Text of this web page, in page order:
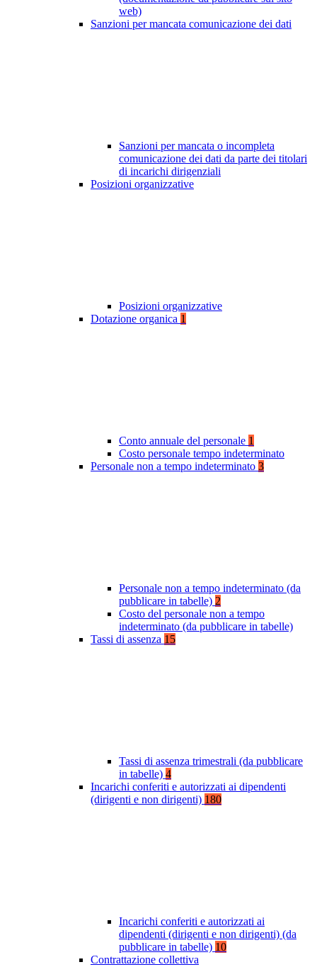
web)
Sanzioni per mancata comunicazione dei dati
Sanzioni per mancata o incompleta
comunicazione dei dati da parte dei titolari
di incarichi dirigenziali
Posizioni organizzative
Posizioni organizzative
Dotazione organica 1
Conto annuale del personale 1
Costo personale tempo indeterminato
Personale non a tempo indeterminato 3
Personale non a tempo indeterminato (da
pubblicare in tabelle) 2
Costo del personale non a tempo
indeterminato (da pubblicare in tabelle)
Tassi di assenza 15
Tassi di assenza trimestrali (da pubblicare
in tabelle) 4
Incarichi conferiti e autorizzati ai dipendenti
(dirigenti e non dirigenti) 180
Incarichi conferiti e autorizzati ai
dipendenti (dirigenti e non dirigenti) (da
pubblicare in tabelle) 10
Contrattazione collettiva